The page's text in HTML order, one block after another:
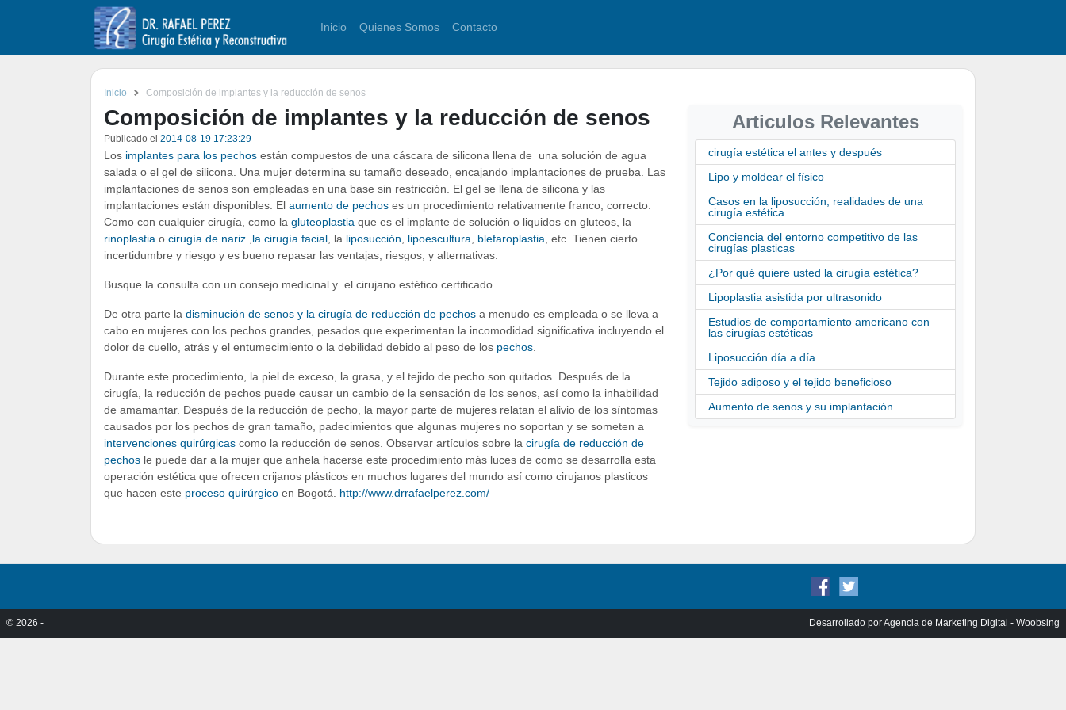
Inicio Quienes Somos Contacto
Inicio Composición de implantes y la reducción de senos
Composición de implantes y la reducción de senos
Publicado el 2014-08-19 17:23:29
Los implantes para los pechos están compuestos de una cáscara de silicona llena de una solución de agua
salada o el gel de silicona. Una mujer determina su tamaño deseado, encajando implantaciones de prueba. Las
implantaciones de senos son empleadas en una base sin restricción. El gel se llena de silicona y las
implantaciones están disponibles. El aumento de pechos es un procedimiento relativamente franco, correcto.
Como con cualquier cirugía, como la gluteoplastia que es el implante de solución o liquidos en gluteos, la
rinoplastia o cirugía de nariz la cirugía facial , la liposucción lipoescultura blefaroplastia , etc. Tienen cierto
incertidumbre y riesgo y es bueno repasar las ventajas, riesgos, y alternativas.
Busque la consulta con un consejo medicinal y el cirujano estético certificado.
De otra parte la disminución de senos y la cirugía de reducción de pechos a menudo es empleada o se lleva a
cabo en mujeres con los pechos grandes, pesados que experimentan la incomodidad significativa incluyendo el
dolor de cuello, atrás y el entumecimiento o la debilidad debido al peso de los pechos
Durante este procedimiento, la piel de exceso, la grasa, y el tejido de pecho son quitados. Después de la
cirugía, la reducción de pechos puede causar un cambio de la sensación de los senos, así como la inhabilidad
de amamantar. Después de la reducción de pecho, la mayor parte de mujeres relatan el alivio de los síntomas
causados por los pechos de gran tamaño, padecimientos que algunas mujeres no soportan y se someten a
intervenciones quirúrgicas como la reducción de senos. Observar artículos sobre la cirugía de reducción de
pechos le puede dar a la mujer que anhela hacerse este procedimiento más luces de como se desarrolla esta
operación estética que ofrecen crijanos plásticos en muchos lugares del mundo así como cirujanos plasticos
que hacen este proceso quirúrgico en Bogotá. http://www.drrafaelperez.com/
Articulos Relevantes
cirugía estética el antes y después
Lipo y moldear el físico
Casos en la liposucción, realidades de una
cirugía estética
Conciencia del entorno competitivo de las
cirugías plasticas
¿Por qué quiere usted la cirugía estética?
Lipoplastia asistida por ultrasonido
Estudios de comportamiento americano con
las cirugías estéticas
Liposucción día a día
Tejido adiposo y el tejido beneficioso
Aumento de senos y su implantación
© 2026 - Desarrollado porAgencia de Marketing Digital - Woobsing